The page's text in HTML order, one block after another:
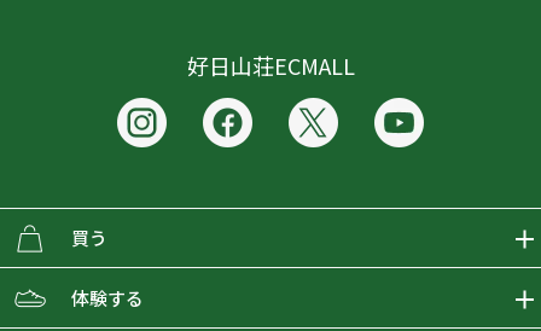
好日山荘ECMALL
買う
ECMALLの商品をさがす
体験する